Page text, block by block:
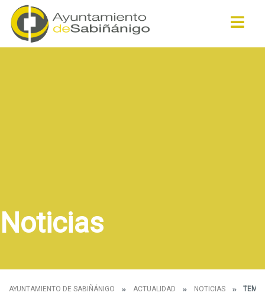
Noticias
AYUNTAMIENTO DE SABIÑÁNIGO ACTUALIDAD NOTICIAS